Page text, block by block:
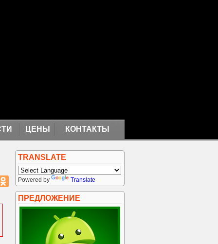
ЦЕНЫ КОНТАКТЫ
TRANSLATE
Powered by Translate
ПРЕДЛОЖЕНИЕ